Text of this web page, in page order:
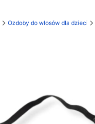
Ozdoby do włosów dla dzieci